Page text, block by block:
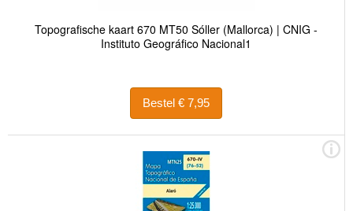
Topografische kaart 670 MT50 Sóller (Mallorca) | CNIG -
Instituto Geográfico Nacional1
Bestel € 7,95